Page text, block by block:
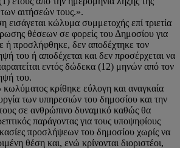
αιτήσεών τους.».
κώλυμα συμμετοχής επί τριετία
θέσεων σε φορείς του Δημοσίου για
ή προσλήφθηκε, δεν αποδέχτηκε τον
του ή αποδέχεται και δεν προσέρχεται να
εντός δώδεκα (12) μηνών από τον
του.
κρίθηκε εύλογη και αναγκαία
των υπηρεσιών του δημοσίου και την
σε ανθρώπινο δυναμικό καθώς θα
παράγοντας για τους υποψηφίους
προσλήψεων του δημοσίου χωρίς να
θέση και, ενώ κρίνονται διοριστέοι,